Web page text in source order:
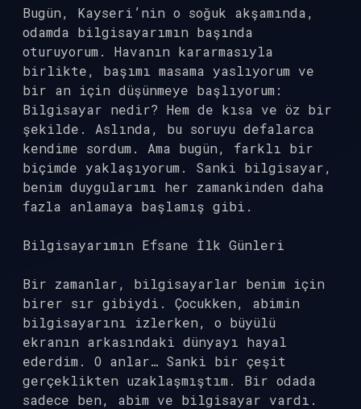
Bugün, Kayseri’nin o soğuk akşamında,
odamda bilgisayarımın başında
oturuyorum. Havanın kararmasıyla
birlikte, başımı masama yaslıyorum ve
bir an için düşünmeye başlıyorum:
Bilgisayar nedir? Hem de kısa ve öz bir
şekilde. Aslında, bu soruyu defalarca
kendime sordum. Ama bugün, farklı bir
biçimde yaklaşıyorum. Sanki bilgisayar,
benim duygularımı her zamankinden daha
fazla anlamaya başlamış gibi.
Bilgisayarımın Efsane İlk Günleri
Bir zamanlar, bilgisayarlar benim için
birer sır gibiydi. Çocukken, abimin
bilgisayarını izlerken, o büyülü
ekranın arkasındaki dünyayı hayal
ederdim. O anlar… Sanki bir çeşit
gerçeklikten uzaklaşmıştım. Bir odada
sadece ben, abim ve bilgisayar vardı.